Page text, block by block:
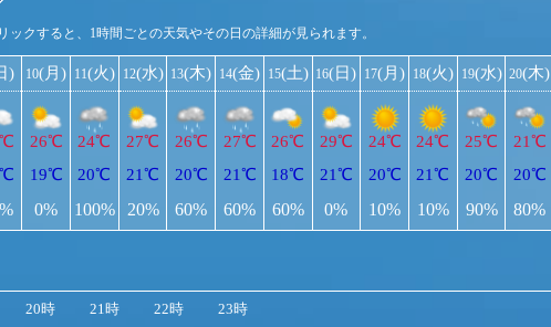
ックすると、1時間ごとの天気やその日の詳細が見られます。
) 10(月)
26℃
19℃
0%
11(火)
24℃
20℃
100%
12(水)
27℃
21℃
20%
13(木)
26℃
20℃
60%
14(金)
27℃
21℃
60%
15(土)
26℃
18℃
60%
16(日)
29℃
21℃
0%
17(月)
24℃
20℃
10%
18(火)
24℃
21℃
10%
19(水)
25℃
20℃
90%
20(木)
21℃
20℃
80%
20時 21時 22時 23時